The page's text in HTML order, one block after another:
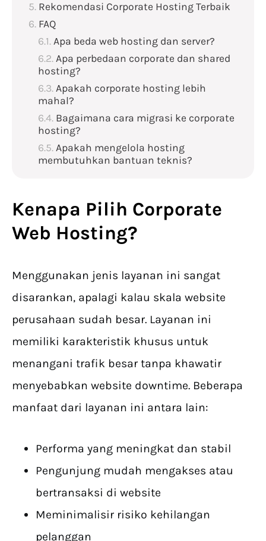
Rekomendasi Corporate Hosting Terbaik
FAQ
Apa beda web hosting dan server?
Apa perbedaan corporate dan shared
hosting?
Apakah corporate hosting lebih
mahal?
Bagaimana cara migrasi ke corporate
hosting?
Apakah mengelola hosting
membutuhkan bantuan teknis?
Kenapa Pilih Corporate
Web Hosting?
Menggunakan jenis layanan ini sangat
disarankan, apalagi kalau skala website
perusahaan sudah besar. Layanan ini
memiliki karakteristik khusus untuk
menangani trafik besar tanpa khawatir
menyebabkan website downtime. Beberapa
manfaat dari layanan ini antara lain:
Performa yang meningkat dan stabil
Pengunjung mudah mengakses atau
bertransaksi di website
Meminimalisir risiko kehilangan
pelanggan